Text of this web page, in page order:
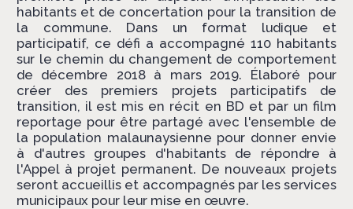
habitants et de concertation pour la transition de
la commune. Dans un format ludique et
participatif, ce défi a accompagné 110 habitants
sur le chemin du changement de comportement
de décembre 2018 à mars 2019. Élaboré pour
créer des premiers projets participatifs de
transition, il est mis en récit en BD et par un film
reportage pour être partagé avec l'ensemble de
la population malaunaysienne pour donner envie
à d'autres groupes d'habitants de répondre à
l'Appel à projet permanent. De nouveaux projets
seront accueillis et accompagnés par les services
municipaux pour leur mise en œuvre.